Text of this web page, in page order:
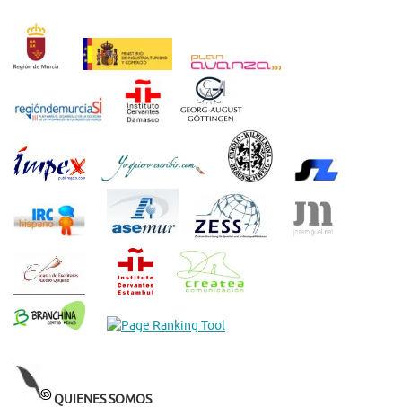
QUIENES SOMOS